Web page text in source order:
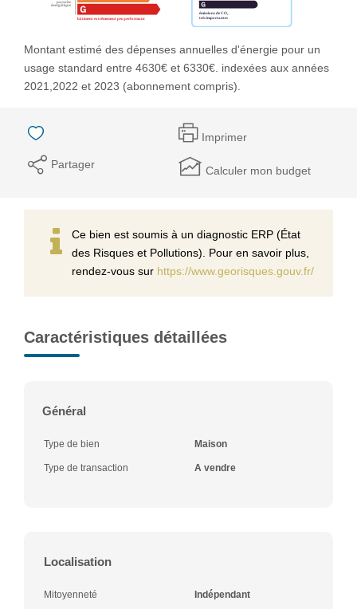
Montant estimé des dépenses annuelles d'énergie pour un
usage standard entre 4630€ et 6330€. indexées aux années
2021,2022 et 2023 (abonnement compris).
Imprimer
Partager Calculer mon budget
Ce bien est soumis à un diagnostic ERP (État
des Risques et Pollutions). Pour en savoir plus,
rendez-vous sur https://www.georisques.gouv.fr/
Caractéristiques détaillées
Général
Type de bien Maison
Type de transaction A vendre
Localisation
Mitoyenneté Indépendant